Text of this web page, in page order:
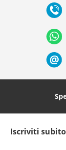
Deutschland
Nederland
Iscriviti